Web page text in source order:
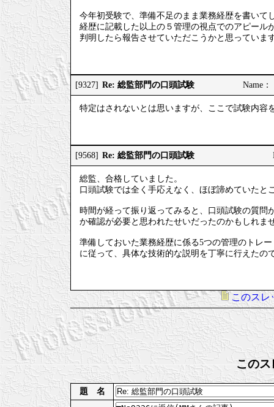
今年初受験で、準備不足のまま業務経歴を書いて
経歴に記載した以上の５管理の視点でのアピール
判明したら報告させていただこうかと思っていま
[9327] Re: 総監部門の口頭試験 Name
特定はされないとは思いますが、ここで試験内容
[9568] Re: 総監部門の口頭試験
総監、合格していました。
口頭試験では全く手応えなく、ほぼ諦めていたと
時間が経って振り返ってみると、口頭試験の質
か確認が必要と思われたせいだったのかもしれま
準備しておいた業務経歴に係る5つの管理のトレ
に従って、具体な技術的な説明を丁寧に行えた
このスレ
このス
題 名